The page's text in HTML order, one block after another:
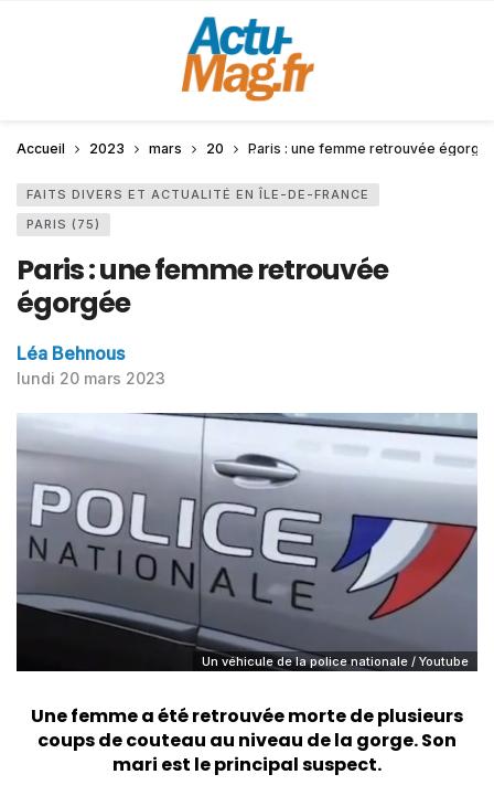
Accueil 2023 mars 20 Paris : une femme retrouvée
FAITS DIVERS ET ACTUALITÉ EN ÎLE-DE-FRANCE
PARIS (75)
Paris : une femme retrouvée
égorgée
Léa Behnous
lundi 20 mars 2023
Un véhicule de la police nationale / Youtube
Une femme a été retrouvée morte de plusieurs
coups de couteau au niveau de la gorge. Son
mari est le principal suspect.